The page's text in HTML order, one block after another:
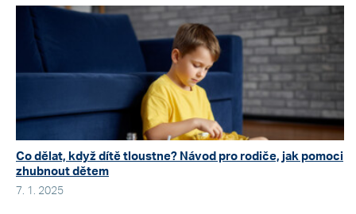
Co dělat, když dítě tloustne? Návod pro rodiče, jak pomoci
zhubnout dětem
7. 1. 2025